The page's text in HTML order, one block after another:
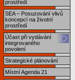
prostředí
SEA – Posuzování vlivů
koncepcí na životní
prostředí
Účast při vydávání
integrovaného
povolení
Strategické plánování
Místní Agenda 21